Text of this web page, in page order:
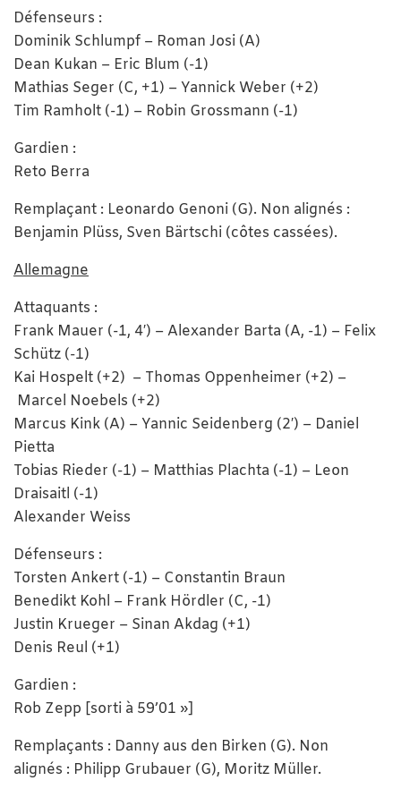
Défenseurs :
Dominik Schlumpf – Roman Josi (A)
Dean Kukan – Eric Blum (-1)
Mathias Seger (C, +1) – Yannick Weber (+2)
Tim Ramholt (-1) – Robin Grossmann (-1)
Gardien :
Reto Berra
Remplaçant : Leonardo Genoni (G). Non alignés :
Benjamin Plüss, Sven Bärtschi (côtes cassées).
Allemagne
Attaquants :
Frank Mauer (-1, 4′) – Alexander Barta (A, -1) – Felix
Schütz (-1)
Kai Hospelt (+2) – Thomas Oppenheimer (+2) –
Marcel Noebels (+2)
Marcus Kink (A) – Yannic Seidenberg (2′) – Daniel
Pietta
Tobias Rieder (-1) – Matthias Plachta (-1) – Leon
Draisaitl (-1)
Alexander Weiss
Défenseurs :
Torsten Ankert (-1) – Constantin Braun
Benedikt Kohl – Frank Hördler (C, -1)
Justin Krueger – Sinan Akdag (+1)
Denis Reul (+1)
Gardien :
Rob Zepp [sorti à 59’01 »]
Remplaçants : Danny aus den Birken (G). Non
alignés : Philipp Grubauer (G), Moritz Müller.